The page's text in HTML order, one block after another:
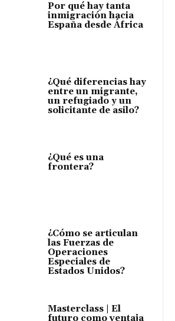
Por qué hay tanta
inmigración hacia
España desde África
¿Qué diferencias hay
entre un migrante,
un refugiado y un
solicitante de asilo?
¿Qué es una
frontera?
¿Cómo se articulan
las Fuerzas de
Operaciones
Especiales de
Estados Unidos?
Masterclass | El
futuro como ventaja